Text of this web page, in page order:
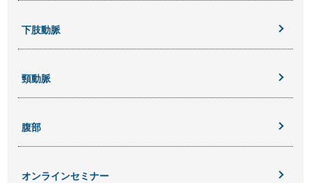
下肢動脈
頸動脈
腹部
オンラインセミナー